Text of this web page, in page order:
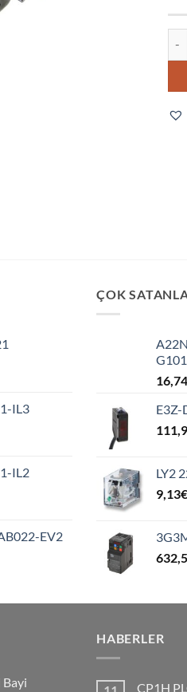
IL3
IL2
EV2
ÇOK
16,74
E3Z-
LY2
9,13€
HABERLER
CP1H